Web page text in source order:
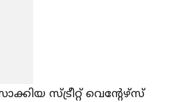
സ്ട്രീറ്റ് വെന്റേഴ്സ്